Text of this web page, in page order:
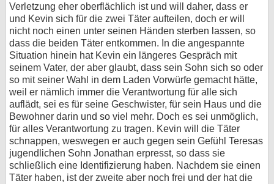
Verletzung eher oberflächlich ist und will daher, dass er
und Kevin sich für die zwei Täter aufteilen, doch er will
nicht noch einen unter seinen Händen sterben lassen, so
dass die beiden Täter entkommen. In die angespannte
Situation hinein hat Kevin ein längeres Gespräch mit
seinem Vater, der aber glaubt, dass sein Sohn sich so oder
so mit seiner Wahl in dem Laden Vorwürfe gemacht hätte,
weil er nämlich immer die Verantwortung für alle sich
auflädt, sei es für seine Geschwister, für sein Haus und die
Bewohner darin und so viel mehr. Doch es sei unmöglich,
für alles Verantwortung zu tragen. Kevin will die Täter
schnappen, weswegen er auch gegen sein Gefühl Teresas
jugendlichen Sohn Jonathan erpresst, so dass sie
schließlich eine Identifizierung haben. Nachdem sie einen
Täter haben, ist der zweite aber noch frei und der hat die